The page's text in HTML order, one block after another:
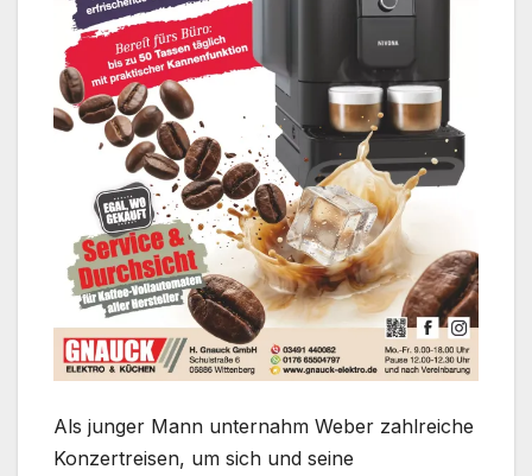
Als junger Mann unternahm Weber zahlreiche
Konzertreisen, um sich und seine